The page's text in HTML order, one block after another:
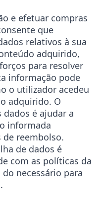
e efetuar compras
que
relativos à sua
adquirido,
para resolver
informação pode
o utilizador acedeu
adquirido. O
é ajudar a
informada
reembolso.
de dados é
com as políticas da
necessário para